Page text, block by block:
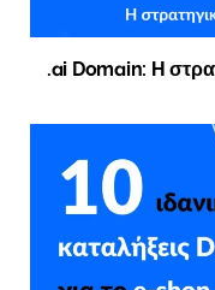
.ai Domain: Η